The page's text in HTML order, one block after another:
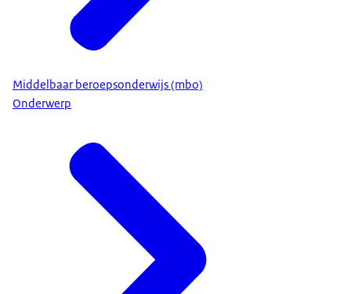
Middelbaar beroepsonderwijs (mbo)
Onderwerp